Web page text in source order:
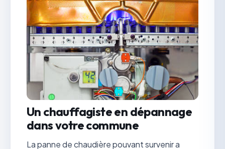
Un chauffagiste en dépannage
dans votre commune
La panne de chaudière pouvant survenir a